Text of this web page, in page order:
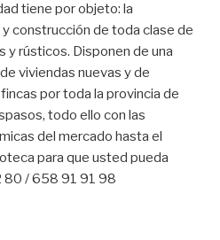
tiene por objeto: la
construcción de toda clase de
y rústicos. Disponen de una
viviendas nuevas y de
por toda la provincia de
todo ello con las
del mercado hasta el
para que usted pueda
80 / 658 91 91 98